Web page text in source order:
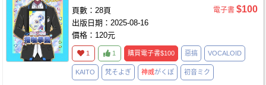
頁數：28頁
出版日期：2025-08-16
價格：120元
電子書 $100
1 1 購買電子書$100 惡搞 VOCALOID
KAITO 梵そよぎ 神威がくぽ 初音ミク